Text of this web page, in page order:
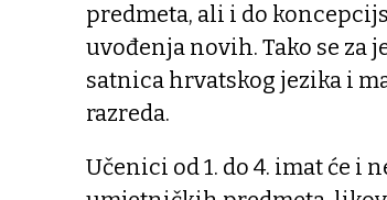
predmeta, ali i do
uvođenja novih. Tako se za
satnica hrvatskog jezika i
razreda.
Učenici od 1. do 4. imat će i